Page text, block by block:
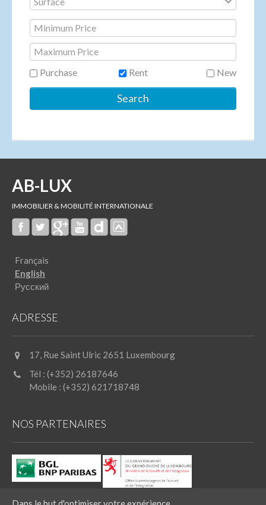
Purchase Rent New
AB-LUX
IMMOBILIER & MOBILITÉ INTERNATIONALE
Français
English
Русский
ADRESSE
17, Rue Saint Ulric 2651 Luxembourg
Tél : (+352) 26187646
Mobile : (+352) 621718748
NOS PARTENAIRES